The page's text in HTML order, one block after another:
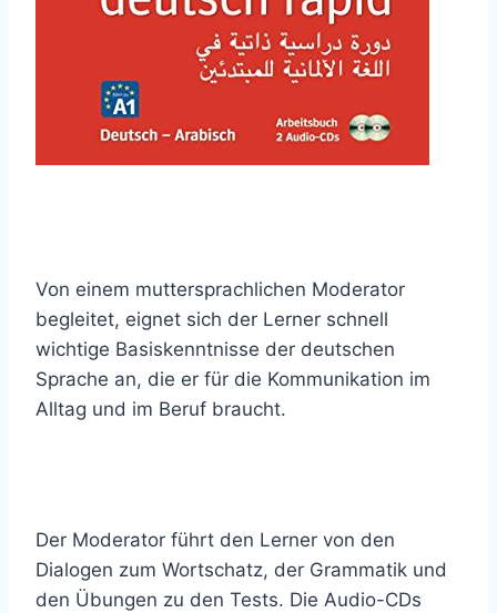
Von einem muttersprachlichen Moderator
begleitet, eignet sich der Lerner schnell
wichtige Basiskenntnisse der deutschen
Sprache an, die er für die Kommunikation im
Alltag und im Beruf braucht.
Der Moderator führt den Lerner von den
Dialogen zum Wortschatz, der Grammatik und
den Übungen zu den Tests. Die Audio-CDs